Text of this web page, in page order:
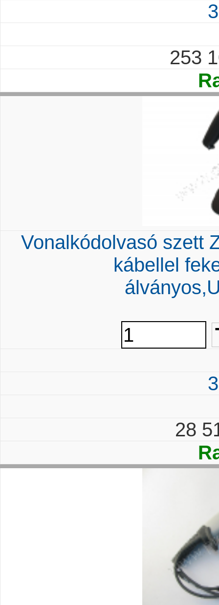
253
Vonalkódolvasó szett
kábellel
28